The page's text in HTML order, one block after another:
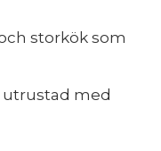
storkök som
utrustad med